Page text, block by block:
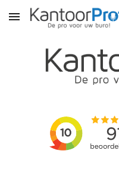
Skip to main content